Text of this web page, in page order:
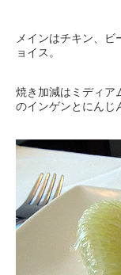
メインはチキン、ビ
ョイス。
焼き加減はミディア
のインゲンとにんじ